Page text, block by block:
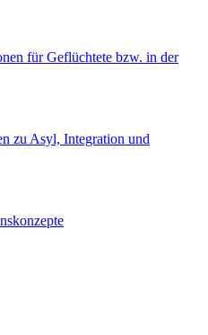
für Geflüchtete bzw. in der
zu Asyl, Integration und